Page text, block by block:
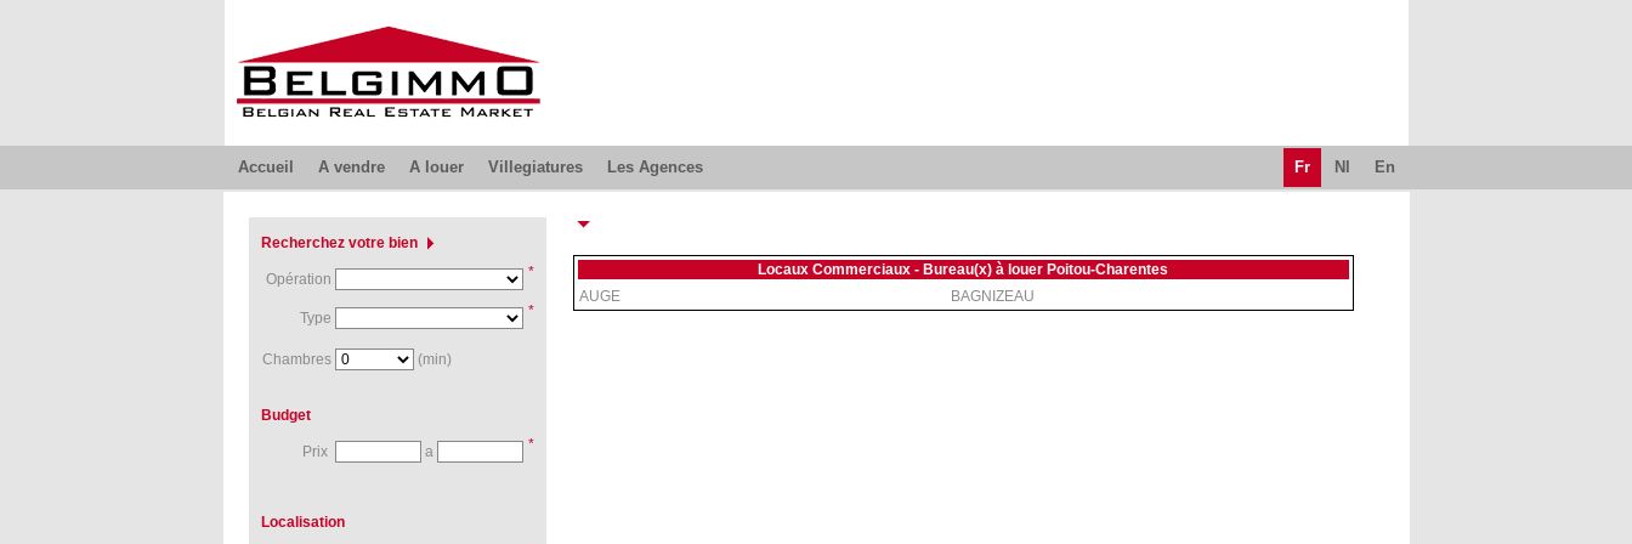
Accueil A vendre A louer Villegiatures Les Agences Fr Nl En
Recherchez votre bien
Opération *
Type *
Chambres (min)
Budget
Prix a *
Localisation
Locaux Commerciaux - Bureau(x) à louer Poitou-Charentes
AUGE
BAGNIZEAU